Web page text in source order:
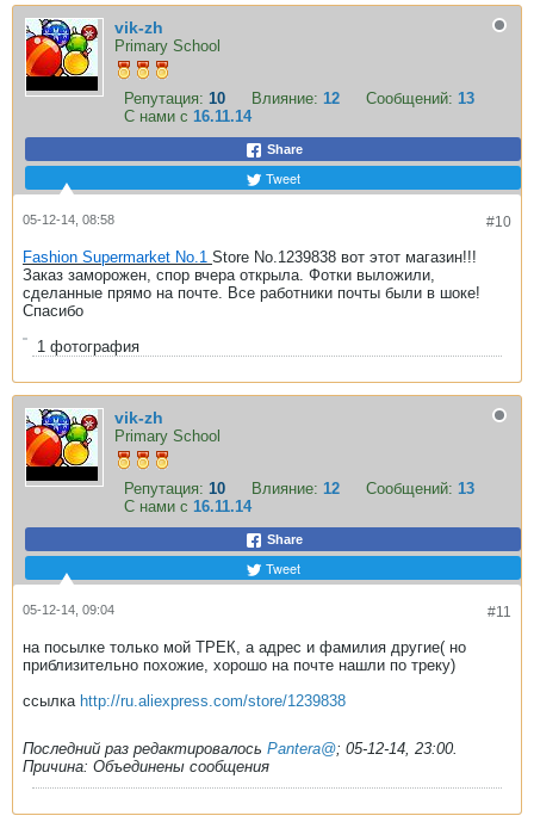
vik-zh
Primary School
Репутация: 10 Влияние: 12 Сообщений: 13
С нами с 16.11.14
Share
Tweet
#10
05-12-14, 08:58
Fashion Supermarket No.1 Store No.1239838 вот этот магазин!!!
Заказ заморожен, спор вчера открыла. Фотки выложили,
сделанные прямо на почте. Все работники почты были в шоке!
Спасибо
1 фотография
vik-zh
Primary School
Репутация: 10 Влияние: 12 Сообщений: 13
С нами с 16.11.14
Share
Tweet
#11
05-12-14, 09:04
на посылке только мой ТРЕК, а адрес и фамилия другие( но
приблизительно похожие, хорошо на почте нашли по треку)
ссылка http://ru.aliexpress.com/store/1239838
Последний раз редактировалось Pantera@; 05-12-14, 23:00.
Причина: Объединены сообщения